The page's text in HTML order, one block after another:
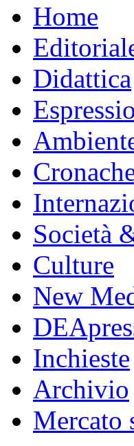
Home
Didattica
Società
Culture
New
Inchieste
Archivio
Mercato